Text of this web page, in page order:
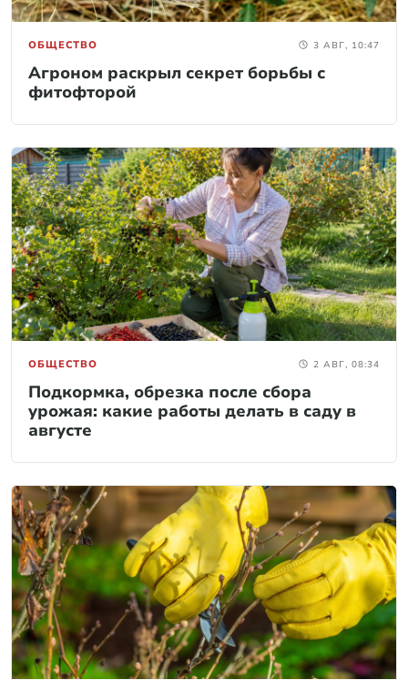
ОБЩЕСТВО 3 АВГ, 10:47
Агроном раскрыл секрет борьбы с
фитофторой
ОБЩЕСТВО 2 АВГ, 08:34
Подкормка, обрезка после сбора
урожая: какие работы делать в саду в
августе